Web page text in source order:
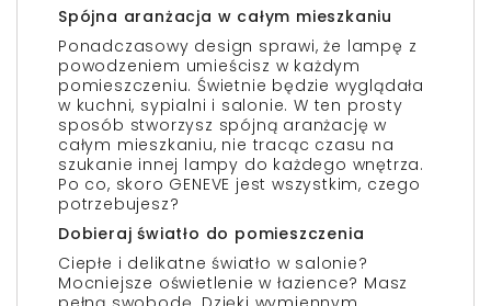
Spójna aranżacja w całym mieszkaniu
Ponadczasowy design sprawi, że lampę z
powodzeniem umieścisz w każdym
pomieszczeniu. Świetnie będzie wyglądała
w kuchni, sypialni i salonie. W ten prosty
sposób stworzysz spójną aranżację w
całym mieszkaniu, nie tracąc czasu na
szukanie innej lampy do każdego wnętrza.
Po co, skoro GENEVE jest wszystkim, czego
potrzebujesz?
Dobieraj światło do pomieszczenia
Ciepłe i delikatne światło w salonie?
Mocniejsze oświetlenie w łazience? Masz